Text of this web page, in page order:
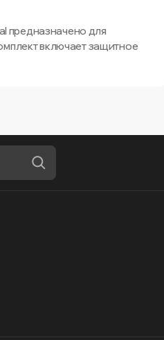
предназначено для
включает защитное